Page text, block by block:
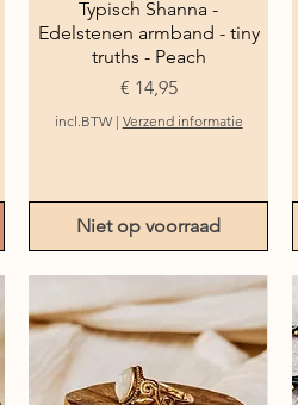
Snel overzicht
Typisch Shanna -
Edelstenen armband - tiny
truths - Peach
Prijs
€ 14,95
incl.BTW | Verzend informatie
Niet op voorraad